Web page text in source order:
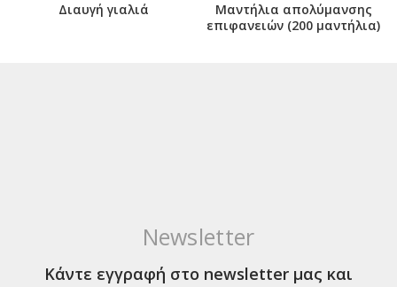
Διαυγή γιαλιά
Μαντήλια απολύμανσης
επιφανειών (200 μαντήλια)
Newsletter
Κάντε εγγραφή στο newsletter μας και